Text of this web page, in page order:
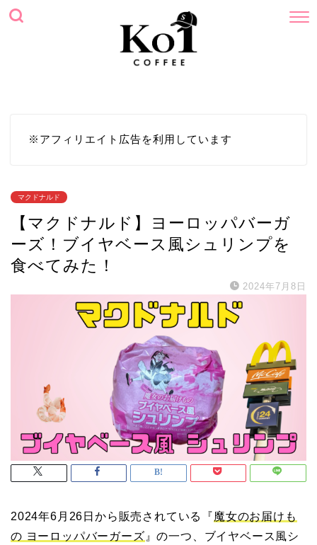
※アフィリエイト広告を利用しています
マクドナルド
【マクドナルド】ヨーロッパバーガ
ーズ！ブイヤベース風シュリンプを
食べてみた！
2024年7月8日
2024年6月26日から販売されている『魔女のお届けも
の ヨーロッパバーガーズ』の一つ、ブイヤベース風シ